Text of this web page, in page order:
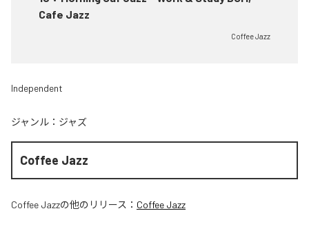
Cafe Jazz
Coffee Jazz
Independent
ジャンル： ジャズ
Coffee Jazz
Coffee Jazzの他のリリース： Coffee Jazz